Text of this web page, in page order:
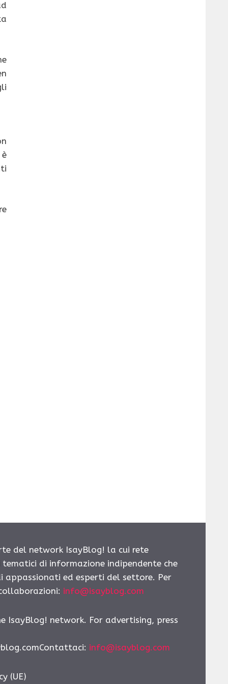
del network IsayBlog! la cui rete
di informazione indipendente che
ed esperti del settore. Per
info@isayblog.com
IsayBlog! network. For advertising, press
: info@isayblog.com
(UE)